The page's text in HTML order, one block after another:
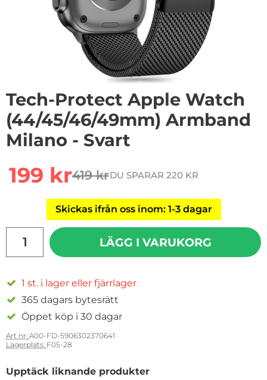
1/5
Tech-Protect Apple Watch
(44/45/46/49mm) Armband
Milano - Svart
rea pris
199 krtidigare pris
419 krDU SPARAR 220 KR
Skickas ifrån oss inom: 1-3 dagar
LÄGG I VARUKORG
1 st. i lager eller fjärrlager
365 dagars bytesrätt
Öppet köp i 30 dagar
Art nr: A00-FD-5906302370641
Lagerplats: F05-28
Upptäck liknande produkter